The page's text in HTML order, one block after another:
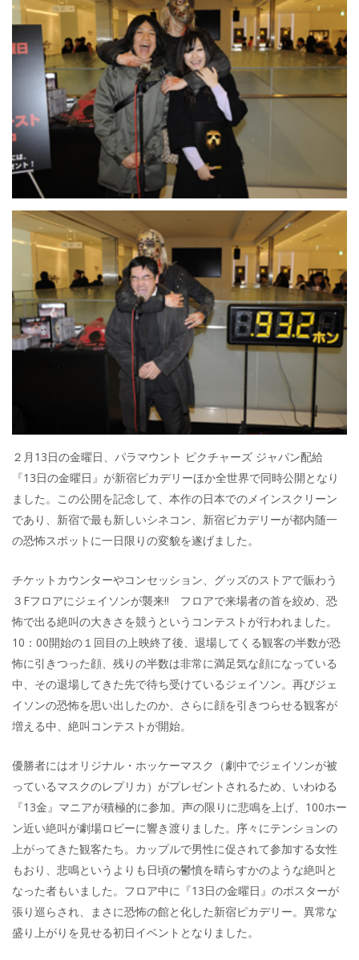
２月13日の金曜日、パラマウント ピクチャーズ ジャパン配給
『13日の金曜日』が新宿ピカデリーほか全世界で同時公開となり
ました。この公開を記念して、本作の日本でのメインスクリーン
であり、新宿で最も新しいシネコン、新宿ピカデリーが都内随一
の恐怖スポットに一日限りの変貌を遂げました。
チケットカウンターやコンセッション、グッズのストアで賑わう
３Fフロアにジェイソンが襲来!! フロアで来場者の首を絞め、恐
怖で出る絶叫の大きさを競うというコンテストが行われました。
10：00開始の１回目の上映終了後、退場してくる観客の半数が恐
怖に引きつった顔、残りの半数は非常に満足気な顔になっている
中、その退場してきた先で待ち受けているジェイソン。再びジェ
イソンの恐怖を思い出したのか、さらに顔を引きつらせる観客が
増える中、絶叫コンテストが開始。
優勝者にはオリジナル・ホッケーマスク（劇中でジェイソンが被
っているマスクのレプリカ）がプレゼントされるため、いわゆる
『13金』マニアが積極的に参加。声の限りに悲鳴を上げ、100ホー
ン近い絶叫が劇場ロビーに響き渡りました。序々にテンションの
上がってきた観客たち。カップルで男性に促されて参加する女性
もおり、悲鳴というよりも日頃の鬱憤を晴らすかのような絶叫と
なった者もいました。フロア中に『13日の金曜日』のポスターが
張り巡らされ、まさに恐怖の館と化した新宿ピカデリー。異常な
盛り上がりを見せる初日イベントとなりました。